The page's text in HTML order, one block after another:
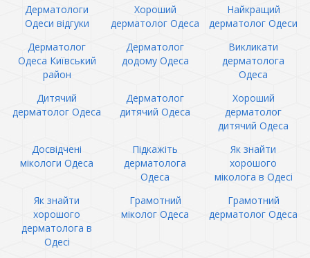
Дерматологи
Одеси відгуки
Хороший
дерматолог Одеса
Найкращий
дерматолог Одеси
Дерматолог
Одеса Київський
район
Дерматолог
додому Одеса
Викликати
дерматолога
Одеса
Дитячий
дерматолог Одеса
Дерматолог
дитячий Одеса
Хороший
дерматолог
дитячий Одеса
Досвідчені
мікологи Одеса
Підкажіть
дерматолога
Одеса
Як знайти
хорошого
міколога в Одесі
Як знайти
хорошого
дерматолога в
Одесі
Грамотний
міколог Одеса
Грамотний
дерматолог Одеса